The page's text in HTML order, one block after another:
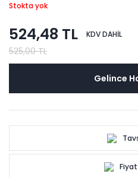
Stokta yok
524,48 TL KDV DAHİL
525,00 TL
Gelince
Fiyat